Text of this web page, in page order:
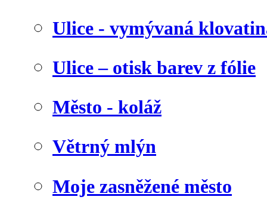
Ulice - vymývaná
Ulice – otisk barev z fólie
Město - koláž
Větrný mlýn
Moje zasněžené město